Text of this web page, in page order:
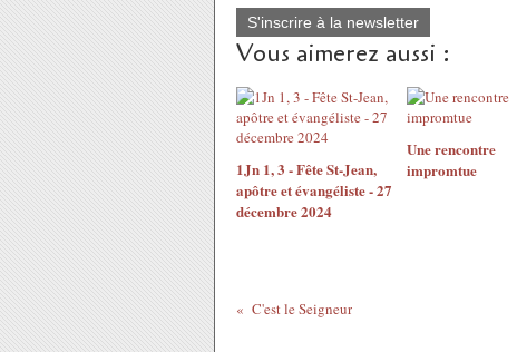
S'inscrire à la newsletter
Vous aimerez aussi :
1Jn 1, 3 - Fête St-Jean,
apôtre et évangéliste - 27
décembre 2024
Une rencontre
impromtue
C'est le Seigneur